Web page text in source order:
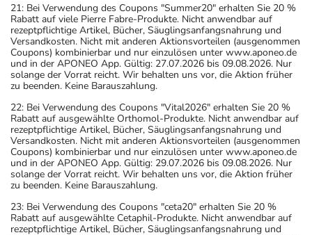
21: Bei Verwendung des Coupons "Summer20" erhalten Sie 20 %
Rabatt auf viele Pierre Fabre-Produkte. Nicht anwendbar auf
rezeptpflichtige Artikel, Bücher, Säuglingsanfangsnahrung und
Versandkosten. Nicht mit anderen Aktionsvorteilen (ausgenommen
Coupons) kombinierbar und nur einzulösen unter www.aponeo.de
und in der APONEO App. Gültig: 27.07.2026 bis 09.08.2026. Nur
solange der Vorrat reicht. Wir behalten uns vor, die Aktion früher
zu beenden. Keine Barauszahlung.
22: Bei Verwendung des Coupons "Vital2026" erhalten Sie 20 %
Rabatt auf ausgewählte Orthomol-Produkte. Nicht anwendbar auf
rezeptpflichtige Artikel, Bücher, Säuglingsanfangsnahrung und
Versandkosten. Nicht mit anderen Aktionsvorteilen (ausgenommen
Coupons) kombinierbar und nur einzulösen unter www.aponeo.de
und in der APONEO App. Gültig: 29.07.2026 bis 09.08.2026. Nur
solange der Vorrat reicht. Wir behalten uns vor, die Aktion früher
zu beenden. Keine Barauszahlung.
23: Bei Verwendung des Coupons "ceta20" erhalten Sie 20 %
Rabatt auf ausgewählte Cetaphil-Produkte. Nicht anwendbar auf
rezeptpflichtige Artikel, Bücher, Säuglingsanfangsnahrung und